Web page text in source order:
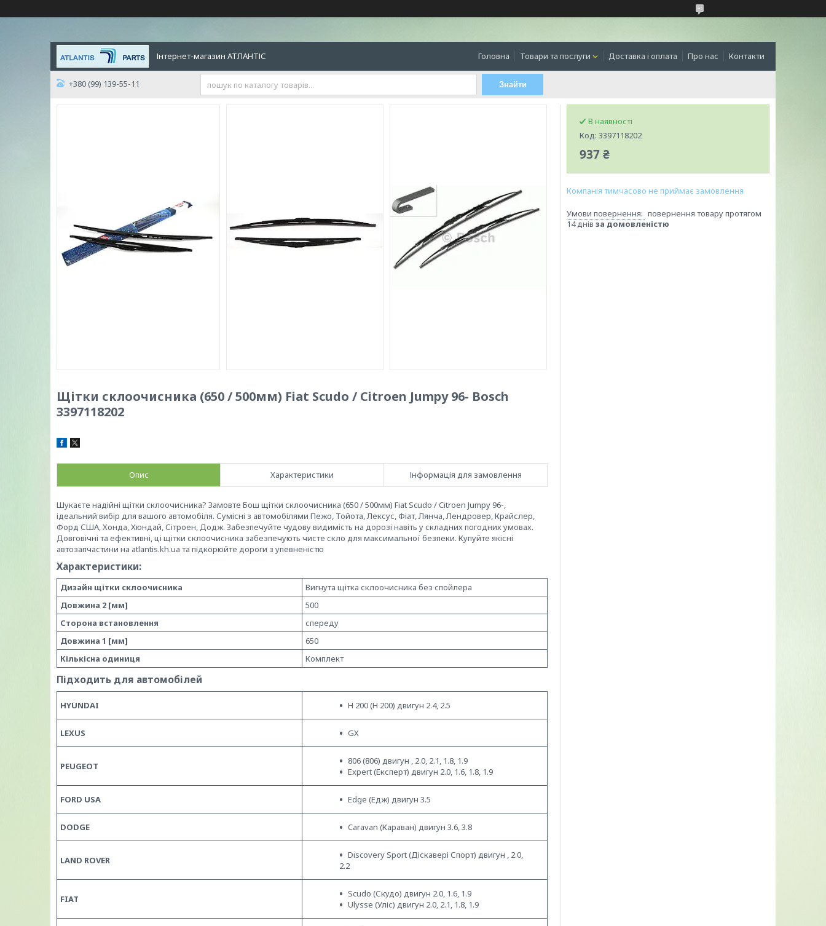
Інтернет-магазин АТЛАНТІС Головна Товари та послуги Доставка і оплата Про нас Контакти
+380 (99) 139-55-11 Знайти
Щітки склоочисника (650 / 500мм) Fiat Scudo / Citroen Jumpy 96- Bosch
3397118202
Опис Характеристики Інформація для замовлення
Шукаєте надійні щітки склоочисника? Замовте Бош щітки склоочисника (650 / 500мм) Fiat Scudo / Citroen Jumpy 96-,
ідеальний вибір для вашого автомобіля. Сумісні з автомобілями Пежо, Тойота, Лексус, Фіат, Лянча, Лендровер, Крайслер,
Форд США, Хонда, Хюндай, Сітроен, Додж. Забезпечуйте чудову видимість на дорозі навіть у складних погодних умовах.
Довговічні та ефективні, ці щітки склоочисника забезпечують чисте скло для максимальної безпеки. Купуйте якісні
автозапчастини на atlantis.kh.ua та підкорюйте дороги з упевненістю
Характеристики:
Дизайн щітки склоочисника
Вигнута щітка склоочисника без спойлера
Довжина 2 [мм]
500
Сторона встановлення
спереду
Довжина 1 [мм]
650
Кількісна одиниця
Комплект
Підходить для автомобілей
HYUNDAI H 200 (Н 200) двигун 2.4, 2.5
LEXUS GX
PEUGEOT
806 (806) двигун , 2.0, 2.1, 1.8, 1.9
Expert (Експерт) двигун 2.0, 1.6, 1.8, 1.9
FORD USA Edge (Едж) двигун 3.5
DODGE Caravan (Караван) двигун 3.6, 3.8
LAND ROVER
Discovery Sport (Діскавері Спорт) двигун , 2.0,
2.2
FIAT
Scudo (Скудо) двигун 2.0, 1.6, 1.9
Ulysse (Уліс) двигун 2.0, 2.1, 1.8, 1.9
В наявності
Код: 3397118202
937 ₴
Компанія тимчасово не приймає замовлення
повернення товару протягом
14 днів за домовленістю